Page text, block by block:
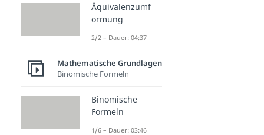
Äquivalenzumf
ormung
2/2 – Dauer: 04:37
Mathematische Grundlagen
Binomische Formeln
Binomische
Formeln
1/6 – Dauer: 03:46